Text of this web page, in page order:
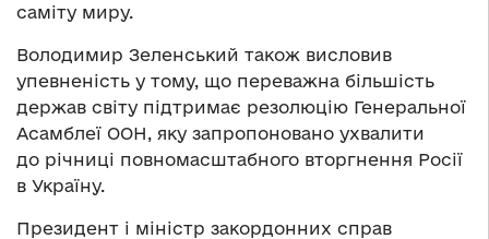
саміту миру.
Володимир Зеленський також висловив
упевненість у тому, що переважна більшість
держав світу підтримає резолюцію Генеральної
Асамблеї ООН, яку запропоновано ухвалити
до річниці повномасштабного вторгнення Росії
в Україну.
Президент і міністр закордонних справ